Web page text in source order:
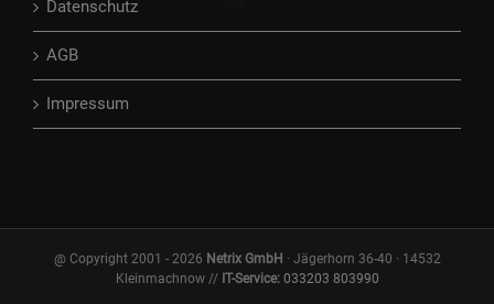
Datenschutz
AGB
Impressum
@ Copyright 2001 - 2026 Netrix GmbH · Jägerhorn 36-40 · 14532
Kleinmachnow // IT-Service: 033203 803990